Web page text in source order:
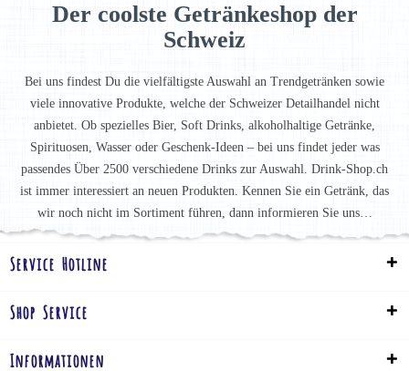
Der coolste Getränkeshop der
Schweiz
Bei uns findest Du die vielfältigste Auswahl an Trendgetränken sowie
viele innovative Produkte, welche der Schweizer Detailhandel nicht
anbietet. Ob spezielles Bier, Soft Drinks, alkoholhaltige Getränke,
Spirituosen, Wasser oder Geschenk-Ideen – bei uns findet jeder was
passendes Über 2500 verschiedene Drinks zur Auswahl. Drink-Shop.ch
ist immer interessiert an neuen Produkten. Kennen Sie ein Getränk, das
wir noch nicht im Sortiment führen, dann informieren Sie uns…
Service Hotline
Shop Service
Informationen